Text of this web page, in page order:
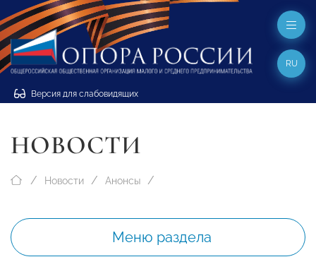
Версия для слабовидящих
RU
НОВОСТИ
Новости Анонсы
Меню раздела